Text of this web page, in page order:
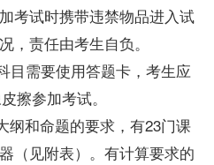
考试时携带违禁物品进入试
，责任由考生自负。
需要使用答题卡，考生应
擦参加考试。
纲和命题的要求，有23门课
（见附表）。有计算要求的